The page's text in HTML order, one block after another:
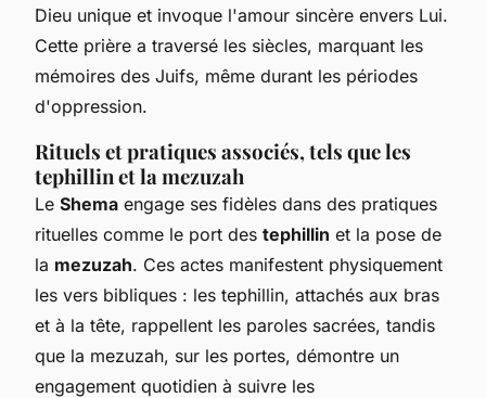
Dieu unique et invoque l'amour sincère envers Lui.
Cette prière a traversé les siècles, marquant les
mémoires des Juifs, même durant les périodes
d'oppression.
Rituels et pratiques associés, tels que les
tephillin et la mezuzah
Le Shema engage ses fidèles dans des pratiques
rituelles comme le port des tephillin et la pose de
la mezuzah. Ces actes manifestent physiquement
les vers bibliques : les tephillin, attachés aux bras
et à la tête, rappellent les paroles sacrées, tandis
que la mezuzah, sur les portes, démontre un
engagement quotidien à suivre les